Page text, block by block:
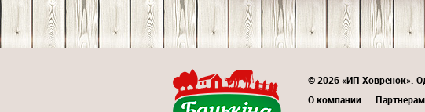
© 2026 «ИП Ховренок».
О компании
Партнерам